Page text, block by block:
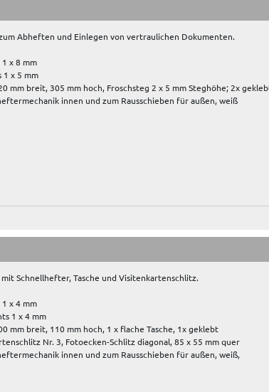
Abheften und Einlegen von vertraulichen Dokumenten.
x 8 mm
1 x 5 mm
mm breit, 305 mm hoch, Froschsteg 2 x 5 mm Steghöhe; 2x
innen und zum Rausschieben für außen, weiß
Schnellhefter, Tasche und Visitenkartenschlitz.
x 4 mm
1 x 4 mm
mm breit, 110 mm hoch, 1 x flache Tasche, 1x geklebt
Nr. 3, Fotoecken-Schlitz diagonal, 85 x 55 mm quer
innen und zum Rausschieben für außen, weiß,